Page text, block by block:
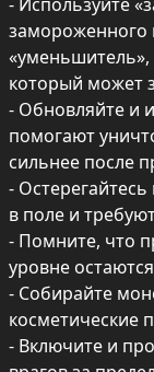
замороженного
который может
- Обновляйте и
помогают
сильнее после
-
в поле и
- Помните, что
уровне
- Собирайте
косметические
- Включите и